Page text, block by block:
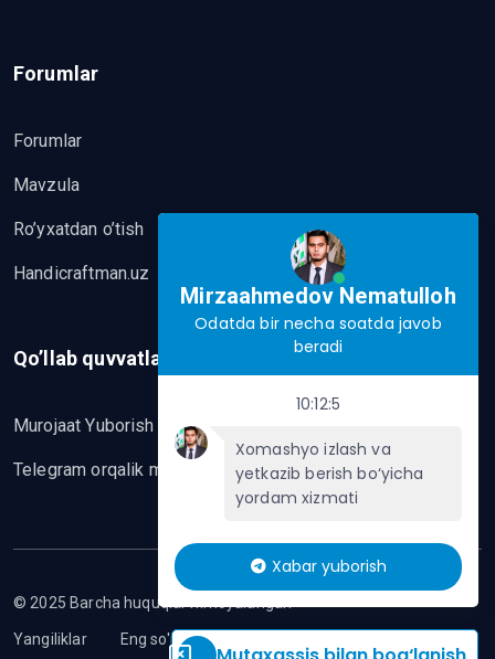
Forumlar
Forumlar
Mavzula
Ro’yxatdan o’tish
Handicraftman.uz
Qo’llab quvvatlash
Murojaat Yuborish
Telegram orqalik murojaat yo’lash
© 2025 Barcha huquqlar himoyalangan
Yangiliklar Eng so'nggi mavzular
Mirzaahmedov Nematulloh
Odatda bir necha soatda javob
beradi
10:12:5
Xomashyo izlash va
yetkazib berish bo‘yicha
yordam xizmati
Xabar yuborish